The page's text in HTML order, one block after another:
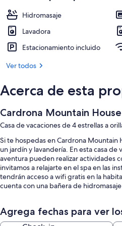
Hidromasaje
Lavadora
Estacionamiento incluido
Ver todos
Acerca de esta
Cardrona Mountain House
Casa de vacaciones de 4 estrellas a
Si te hospedas en Cardrona Mountain
un jardín y lavandería. En esta casa de
aventura pueden realizar actividades
invitamos a relajarte en el spa en las
tendrán acceso a wifi gratis en la
cuenta con una bañera de
Estacionamiento gratis
Agrega fechas para ver